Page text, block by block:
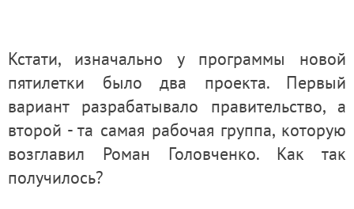
Кстати, изначально у программы новой
пятилетки было два проекта. Первый
вариант разрабатывало правительство, а
второй - та самая рабочая группа, которую
возглавил Роман Головченко. Как так
получилось?